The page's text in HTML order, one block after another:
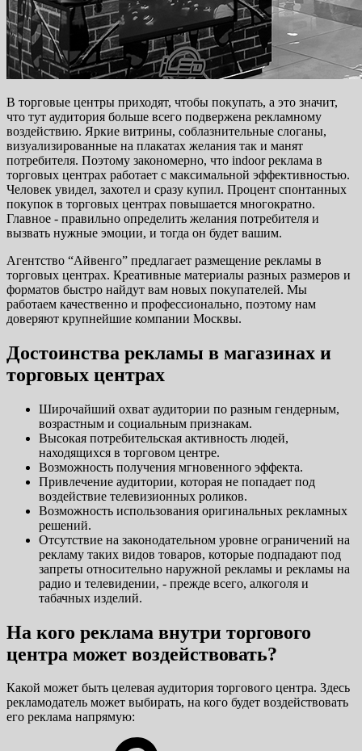
В торговые центры приходят, чтобы покупать, а это значит,
что тут аудитория больше всего подвержена рекламному
воздействию. Яркие витрины, соблазнительные слоганы,
визуализированные на плакатах желания так и манят
потребителя. Поэтому закономерно, что indoor реклама в
торговых центрах работает с максимальной эффективностью.
Человек увидел, захотел и сразу купил. Процент спонтанных
покупок в торговых центрах повышается многократно.
Главное - правильно определить желания потребителя и
вызвать нужные эмоции, и тогда он будет вашим.
Агентство “Айвенго” предлагает размещение рекламы в
торговых центрах. Креативные материалы разных размеров и
форматов быстро найдут вам новых покупателей. Мы
работаем качественно и профессионально, поэтому нам
доверяют крупнейшие компании Москвы.
Достоинства рекламы в магазинах и
торговых центрах
Широчайший охват аудитории по разным гендерным,
возрастным и социальным признакам.
Высокая потребительская активность людей,
находящихся в торговом центре.
Возможность получения мгновенного эффекта.
Привлечение аудитории, которая не попадает под
воздействие телевизионных роликов.
Возможность использования оригинальных рекламных
решений.
Отсутствие на законодательном уровне ограничений на
рекламу таких видов товаров, которые подпадают под
запреты относительно наружной рекламы и рекламы на
радио и телевидении, - прежде всего, алкоголя и
табачных изделий.
На кого реклама внутри торгового
центра может воздействовать?
Какой может быть целевая аудитория торгового центра. Здесь
рекламодатель может выбирать, на кого будет воздействовать
его реклама напрямую: